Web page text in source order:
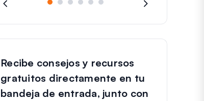
Recibe consejos y recursos
gratuitos directamente en tu
bandeja de entrada, junto con